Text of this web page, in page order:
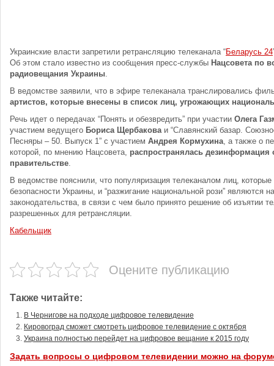
Украинские власти запретили ретрансляцию телеканала “Беларусь 24
Об этом стало известно из сообщения пресс-службы Нацсовета по
радиовещания Украины.
В ведомстве заявили, что в эфире телеканала транслировались
артистов, которые внесены в список лиц, угрожающих
Речь идет о передачах “Понять и обезвредить” при участии Олега
участием ведущего Бориса Щербаковаи “Славянский базар.
Песняры – 50. Выпуск 1” с участием Андрея Кормухина, а также о
которой, по мнению Нацсовета, распространялась дезинформация
правительстве.
В ведомстве пояснили, что популяризация телеканалом лиц,
безопасности Украины, и “разжигание национальной рози” являются
законодательства, в связи с чем было принято решение об изъятии
разрешенных для ретрансляции.
Кабельщик
Оцените публикацию
Также читайте:
В Чернигове на подходе цифровое телевидение
Кировоград сможет смотреть цифровое телевидение с октября
Украина полностью перейдет на цифровое вещание к 2015 году
Задать вопросы о цифровом телевидении можно на